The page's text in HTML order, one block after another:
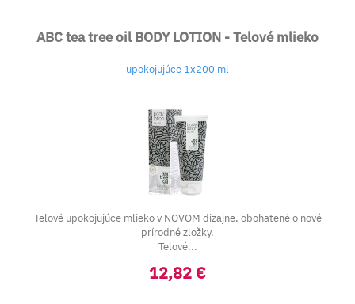
ABC tea tree oil BODY LOTION - Telové mlieko
upokojujúce 1x200 ml
Telové upokojujúce mlieko v NOVOM dizajne, obohatené o nové
prírodné zložky.
Telové...
12,82 €